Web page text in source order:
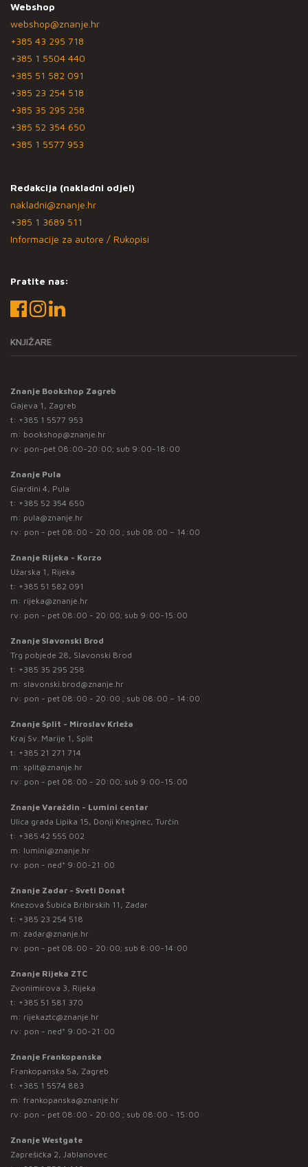
Webshop
webshop@znanje.hr
+385 43 295 718
+385 1 5504 440
+385 51 582 091
+385 23 254 518
+385 35 295 258
+385 52 354 650
+385 1 5577 953
Redakcija (nakladni odjel)
nakladni@znanje.hr
+385 1 3689 511
Informacije za autore / Rukopisi
Pratite nas:
KNJIŽARE
Znanje Bookshop Zagreb
Gajeva 1, Zagreb
t: +385 1 5577 953
m: bookshop@znanje.hr
rv: pon-pet 08:00-20:00; sub 9:00-18:00
Znanje Pula
Giardini 4, Pula
t: +385 52 354 650
m: pula@znanje.hr
rv: pon - pet 08:00 - 20:00 ; sub 08:00 – 14:00
Znanje Rijeka - Korzo
Užarska 1, Rijeka
t: +385 51 582 091
m: rijeka@znanje.hr
rv: pon - pet 08:00 - 20:00; sub 9:00-15:00
Znanje Slavonski Brod
Trg pobjede 28, Slavonski Brod
t: +385 35 295 258
m: slavonski.brod@znanje.hr
rv: pon - pet 08:00 - 20:00 ; sub 08:00 – 14:00
Znanje Split - Miroslav Krleža
Kraj Sv. Marije 1, Split
t: +385 21 271 714
m: split@znanje.hr
rv: pon - pet 08:00 - 20:00; sub 9:00-15:00
Znanje Varaždin - Lumini centar
Ulica grada Lipika 15, Donji Kneginec, Turčin
t: +385 42 555 002
m: lumini@znanje.hr
rv: pon - ned* 9:00-21:00
Znanje Zadar - Sveti Donat
Knezova Šubića Bribirskih 11, Zadar
t: +385 23 254 518
m: zadar@znanje.hr
rv: pon - pet 08:00 - 20:00; sub 8:00-14:00
Znanje Rijeka ZTC
Zvonimirova 3, Rijeka
t: +385 51 581 370
m: rijekaztc@znanje.hr
rv: pon - ned* 9:00-21:00
Znanje Frankopanska
Frankopanska 5a, Zagreb
t: +385 1 5574 883
m: frankopanska@znanje.hr
rv: pon - pet 08:00 - 20:00 ; sub 08:00 - 15:00
Znanje Westgate
Zaprešićka 2, Jablanovec